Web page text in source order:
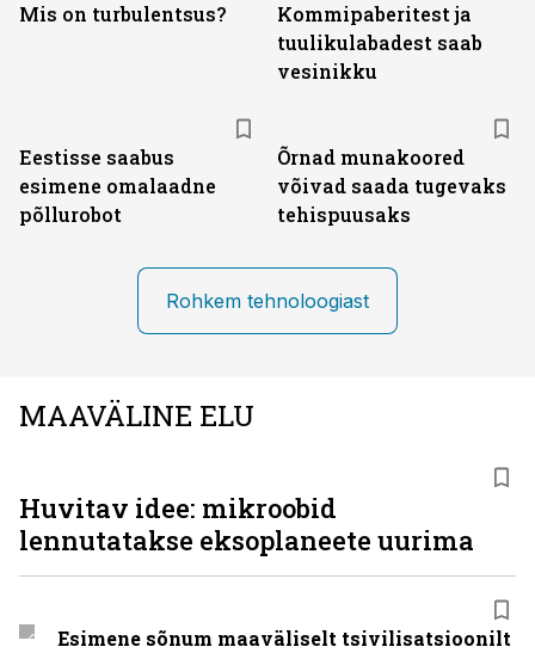
Mis on turbulentsus?
Kommipaberitest ja
tuulikulabadest saab
vesinikku
Eestisse saabus
esimene omalaadne
põllurobot
Õrnad munakoored
võivad saada tugevaks
tehispuusaks
Rohkem tehnoloogiast
MAAVÄLINE ELU
Huvitav idee: mikroobid
lennutatakse eksoplaneete uurima
Esimene sõnum maaväliselt tsivilisatsioonilt